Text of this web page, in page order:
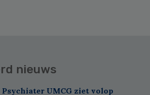
nieuws
Psychiater UMCG ziet volop